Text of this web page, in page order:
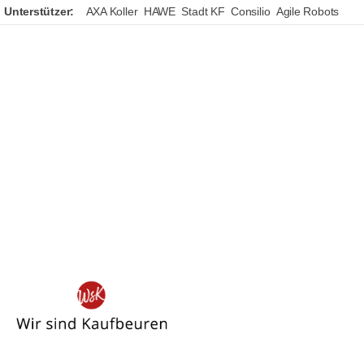
Unterstützer: AXA Koller HAWE Stadt KF Consilio Agile Robots